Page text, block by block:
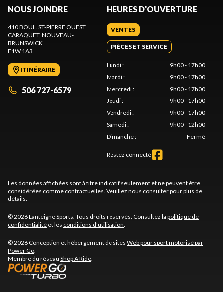
NOUS JOINDRE
410 BOUL. ST-PIERRE OUEST
CARAQUET, NOUVEAU-
BRUNSWICK
E1W 1A3
ITINÉRAIRE
506 727-6579
HEURES D'OUVERTURE
VENTES
PIÈCES ET SERVICE
Lundi:
9h00 - 17h00
Mardi:
9h00 - 17h00
Mercredi:
9h00 - 17h00
Jeudi:
9h00 - 17h00
Vendredi:
9h00 - 17h00
Samedi:
9h00 - 12h00
Dimanche: Fermé
Restez connecté
Les données affichées sont à titre indicatif seulement et ne peuvent être
considérées comme contractuelles. Veuillez nous consulter pour plus de
détails.
© 2026 Lanteigne Sports. Tous droits réservés. Consultez la politique de
confidentialité et les conditions d'utilisation
© 2026 Conception et hébergement de sites Web pour sport motorisé par
Power Go
Membre du réseau Shop A Ride